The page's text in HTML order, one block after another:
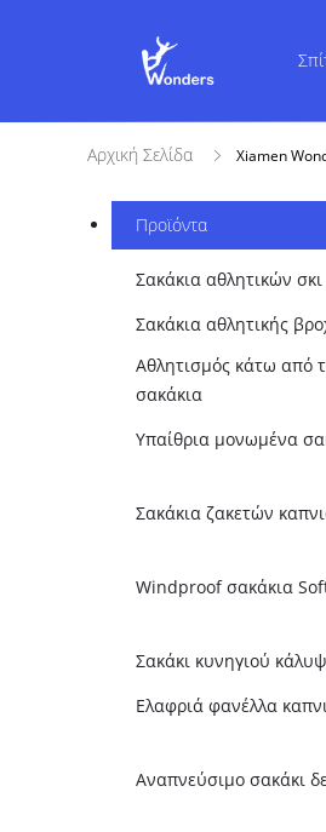
Αρχική Σελίδα Xiamen
Προϊόντα
Σακάκια αθλητικών σκι
Σακάκια αθλητικής
Αθλητισμός κάτω από
σακάκια
Υπαίθρια μονωμένα
Σακάκια ζακετών
Windproof σακάκια
Σακάκι κυνηγιού
Ελαφριά φανέλλα
Αναπνεύσιμο σακάκι